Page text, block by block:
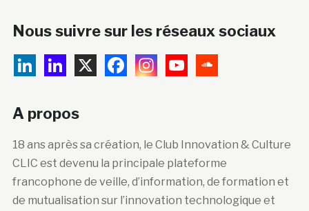
Nous suivre sur les réseaux sociaux
A propos
18 ans après sa création, le Club Innovation & Culture
CLIC est devenu la principale plateforme
francophone de veille, d’information, de formation et
de mutualisation sur l’innovation technologique et